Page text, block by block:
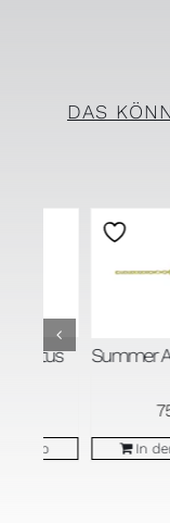
DAS
Summer
75,00€
In den